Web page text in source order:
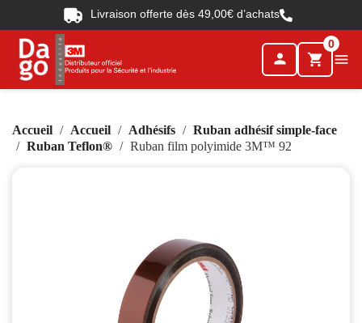
Livraison offerte dès 49,00€ d’achats
person shopping_cart
0

Accueil Accueil Adhésifs
Ruban adhésif simple-face
Ruban Teflon®
Ruban film polyimide 3M™ 92